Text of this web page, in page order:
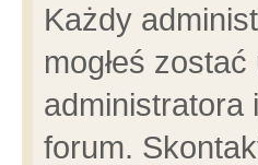
Każdy
mogłeś
administratora
forum.